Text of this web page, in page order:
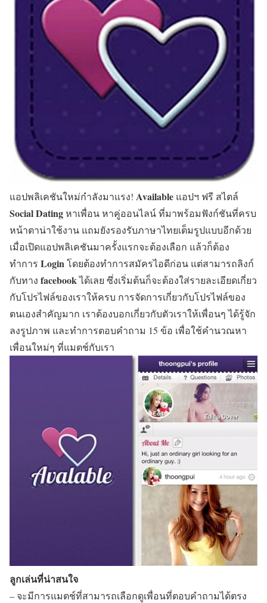
แอปพลิเคชันใหม่กำลังมาแรง! Available แอปฯ ฟรี สไตล์
Social Datingหาเพื่อน หาคู่ออนไลน์ ที่มาพร้อมฟังก์ชันที่ครบ
หน้าตาน่าใช้งาน แถมยังรองรับภาษาไทยเต็มรูปแบบอีกด้วย
เมื่อเปิดแอปพลิเคชันมาครั้งแรกจะต้องเลือก แล้วก็ต้อง
ทำการ Loginโดยต้องทำการสมัครไอดีก่อน แต่สามารถลิงก์
กับทาง facebookได้เลย ซึ่งเริ่มต้นก็จะต้องใส่รายละเอียดเกี่ยว
กับโปรไฟล์ของเราให้ครบ การจัดการเกี่ยวกับโปรไฟล์ของ
ตนเองสำคัญมาก เราต้องบอกเกี่ยวกับตัวเราให้เพื่อนๆ ได้รู้จัก
ลงรูปภาพ และทำการตอบคำถาม 15 ข้อ เพื่อใช้คำนวณหา
เพื่อนใหม่ๆ ที่แมตช์กับเรา
ลูกเล่นที่น่าสนใจ
– จะมีการแมตช์ที่สามารถเลือกดูเพื่อนที่ตอบคำถามได้ตรง